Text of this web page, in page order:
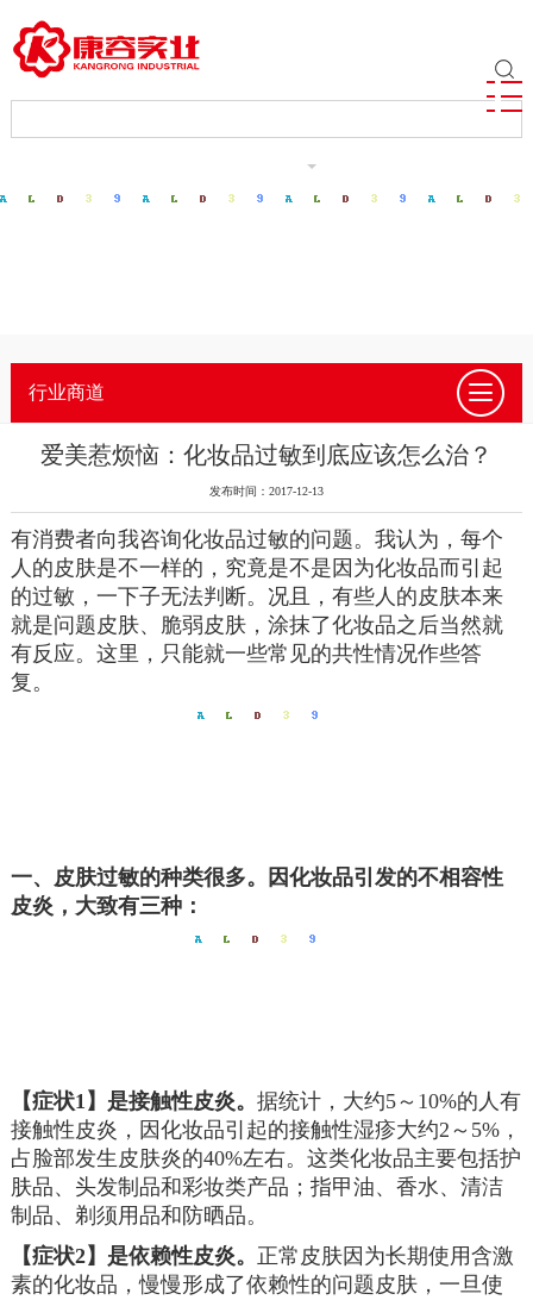
行业商道
爱美惹烦恼：化妆品过敏到底应该怎么治？
发布时间：2017-12-13
有消费者向我咨询化妆品过敏的问题。我认为，每个
人的皮肤是不一样的，究竟是不是因为化妆品而引起
的过敏，一下子无法判断。况且，有些人的皮肤本来
就是问题皮肤、脆弱皮肤，涂抹了化妆品之后当然就
有反应。这里，只能就一些常见的共性情况作些答
复。
一、皮肤过敏的种类很多。因化妆品引发的不相容性
皮炎，大致有三种：
【症状1】是接触性皮炎。 据统计，大约5～10%的人有
接触性皮炎，因化妆品引起的接触性湿疹大约2～5%，
占脸部发生皮肤炎的40%左右。这类化妆品主要包括护
肤品、头发制品和彩妆类产品；指甲油、香水、清洁
制品、剃须用品和防晒品。
【症状2】是依赖性皮炎。 正常皮肤因为长期使用含激
素的化妆品，慢慢形成了依赖性的问题皮肤，一旦使